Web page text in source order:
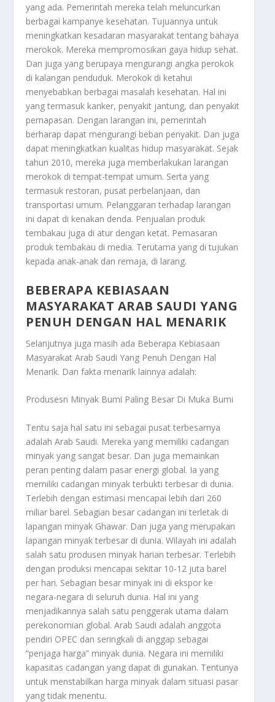
yang ada. Pemerintah mereka telah meluncurkan
berbagai kampanye kesehatan. Tujuannya untuk
meningkatkan kesadaran masyarakat tentang bahaya
merokok. Mereka mempromosikan gaya hidup sehat.
Dan juga yang berupaya mengurangi angka perokok
di kalangan penduduk. Merokok di ketahui
menyebabkan berbagai masalah kesehatan. Hal ini
yang termasuk kanker, penyakit jantung, dan penyakit
pernapasan. Dengan larangan ini, pemerintah
berharap dapat mengurangi beban penyakit. Dan juga
dapat meningkatkan kualitas hidup masyarakat. Sejak
tahun 2010, mereka juga memberlakukan larangan
merokok di tempat-tempat umum. Serta yang
termasuk restoran, pusat perbelanjaan, dan
transportasi umum. Pelanggaran terhadap larangan
ini dapat di kenakan denda. Penjualan produk
tembakau juga di atur dengan ketat. Pemasaran
produk tembakau di media. Terutama yang di tujukan
kepada anak-anak dan remaja, di larang.
BEBERAPA KEBIASAAN
MASYARAKAT ARAB SAUDI YANG
PENUH DENGAN HAL MENARIK
Selanjutnya juga masih ada Beberapa Kebiasaan
Masyarakat Arab Saudi Yang Penuh Dengan Hal
Menarik. Dan fakta menarik lainnya adalah:
Produsesn Minyak Bumi Paling Besar Di Muka Bumi
Tentu saja hal satu ini sebagai pusat terbesarnya
adalah Arab Saudi. Mereka yang memiliki cadangan
minyak yang sangat besar. Dan juga memainkan
peran penting dalam pasar energi global. Ia yang
memiliki cadangan minyak terbukti terbesar di dunia.
Terlebih dengan estimasi mencapai lebih dari 260
miliar barel. Sebagian besar cadangan ini terletak di
lapangan minyak Ghawar. Dan juga yang merupakan
lapangan minyak terbesar di dunia. Wilayah ini adalah
salah satu produsen minyak harian terbesar. Terlebih
dengan produksi mencapai sekitar 10-12 juta barel
per hari. Sebagian besar minyak ini di ekspor ke
negara-negara di seluruh dunia. Hal ini yang
menjadikannya salah satu penggerak utama dalam
perekonomian global. Arab Saudi adalah anggota
pendiri OPEC dan seringkali di anggap sebagai
“penjaga harga” minyak dunia. Negara ini memiliki
kapasitas cadangan yang dapat di gunakan. Tentunya
untuk menstabilkan harga minyak dalam situasi pasar
yang tidak menentu.